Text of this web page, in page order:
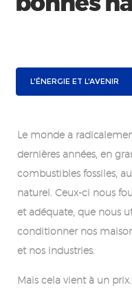
L'ÉNERGIE ET L'AVENIR
Le monde a
dernières années, en
combustibles fossiles,
naturel. Ceux-ci nous
et adéquate, que nous
conditionner nos
et nos industries.
Mais cela vient à un